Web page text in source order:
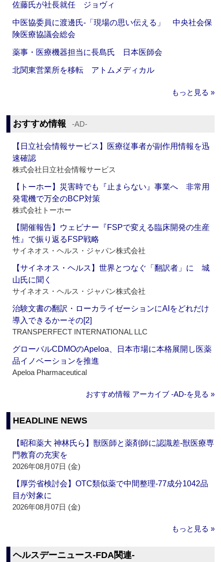
佐藤氏が社長就任 ジョヴィ
中医協委員に渡邊氏‐「現場の思い伝える」 中央社会保
険医療協議会総会
薬事・医療機器担当に長島氏 日本医師会
北関東営業所を移転 アトムメディカル
もっと見る »
おすすめ情報 ‐AD‐
【日立社会情報サービス】医療従事者が副作用情報を迅
速確認
株式会社日立社会情報サービス
【トーホー】災害時でも『止まらない』事業へ 非常用
発電機で万全のBCP対策
株式会社トーホー
【開催報告】ウェビナー『FSPで変える臨床開発の生産
性』で振り返るFSP戦略
サイネオス・ヘルス・ジャパン株式会社
【サイネオス・ヘルス】世界とつなぐ「翻訳者」に 城
山氏に聞く
サイネオス・ヘルス・ジャパン株式会社
治験文書の翻訳・ローカライゼーションにAIをどれだけ
導入できるかーその[2]
TRANSPERFECT INTERNATIONAL LLC
グローバルCDMOのApeloa、日本市場に本格展開し医薬
品イノベーションを推進
Apeloa Pharmaceutical
おすすめ情報 アーカイブ ‐AD‐を見る »
HEADLINE NEWS
【昭和薬大 神林氏ら】獣医師と薬剤師に認識差‐獣医療専
門教育の充実を
2026年08月07日 (金)
【厚労省検討会】OTC類似薬で中間整理‐77成分1042品
目が対象に
2026年08月07日 (金)
もっと見る »
ヘルスデーニュース‐FDA関連‐